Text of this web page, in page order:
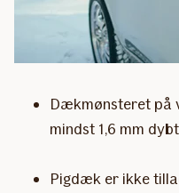
Dækmønsteret
mindst 1,6 mm
Pigdæk er ikke